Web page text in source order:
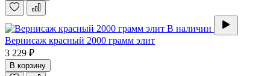
В наличии
Вернисаж красный 2000 грамм элит
3 229 ₽
В корзину